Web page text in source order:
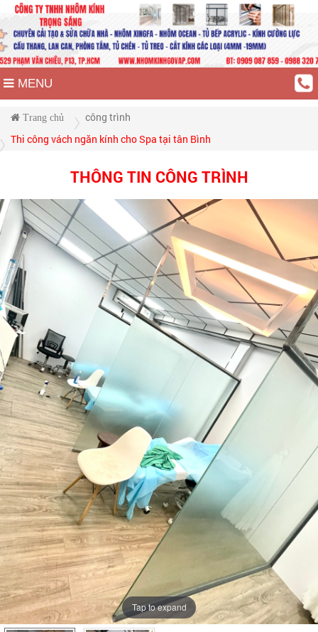
MENU
Trang chủ
công trình
Thi công vách ngăn kính cho Spa tại tân Bình
THÔNG TIN CÔNG TRÌNH
Tap to expand